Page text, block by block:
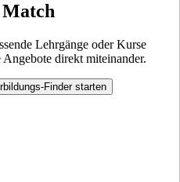
Match
Lehrgänge oder Kurse
direkt miteinander.
Finder starten